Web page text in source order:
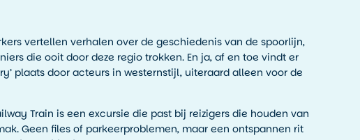
vertellen verhalen over de geschiedenis van de spoorlijn,
die ooit door deze regio trokken. En ja, af en toe vindt er
plaats door acteurs in westernstijl, uiteraard alleen voor de
Train is een excursie die past bij reizigers die houden van
Geen files of parkeerproblemen, maar een ontspannen rit